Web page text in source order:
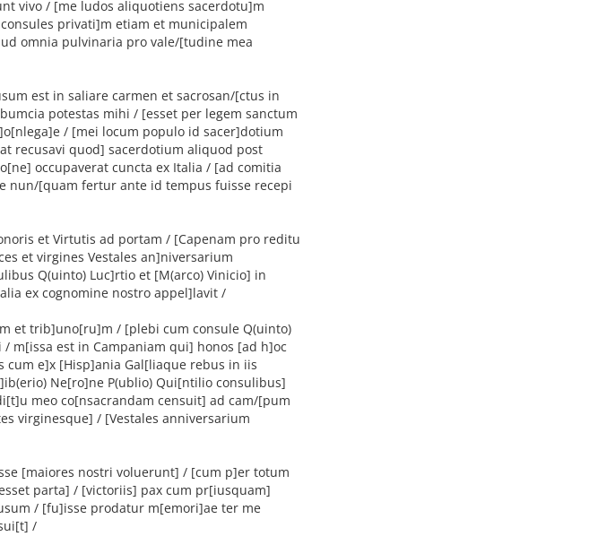
vivo / [me ludos aliquotiens sacerdotu]m
privati]m etiam et municipalem
omnia pulvinaria pro vale/[tudine mea
est in saliare carmen et sacrosan/[ctus in
potestas mihi / [esset per legem sanctum
/ [mei locum populo id sacer]dotium
recusavi quod] sacerdotium aliquod post
occupaverat cuncta ex Italia / [ad comitia
nun/[quam fertur ante id tempus fuisse recepi
et Virtutis ad portam / [Capenam pro reditu
et virgines Vestales an]niversarium
Q(uinto) Luc]rtio et [M(arco) Vinicio] in
ex cognomine nostro appel]lavit /
et trib]uno[ru]m / [plebi cum consule Q(uinto)
/ m[issa est in Campaniam qui] honos [ad h]oc
e]x [Hisp]ania Gal[liaque rebus in iis
Ne[ro]ne P(ublio) Qui[ntilio consulibus]
meo co[nsacrandam censuit] ad cam/[pum
virginesque] / [Vestales anniversarium
[maiores nostri voluerunt] / [cum p]er totum
parta] / [victoriis] pax cum pr[iusquam]
/ [fu]isse prodatur m[emori]ae ter me
/